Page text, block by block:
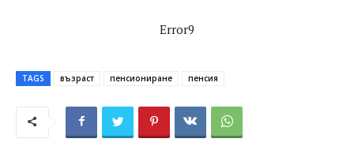
Error9
TAGS възраст пенсиониране пенсия